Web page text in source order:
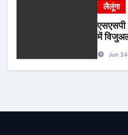
लैलूंगा
एसएसपी
में
Jun